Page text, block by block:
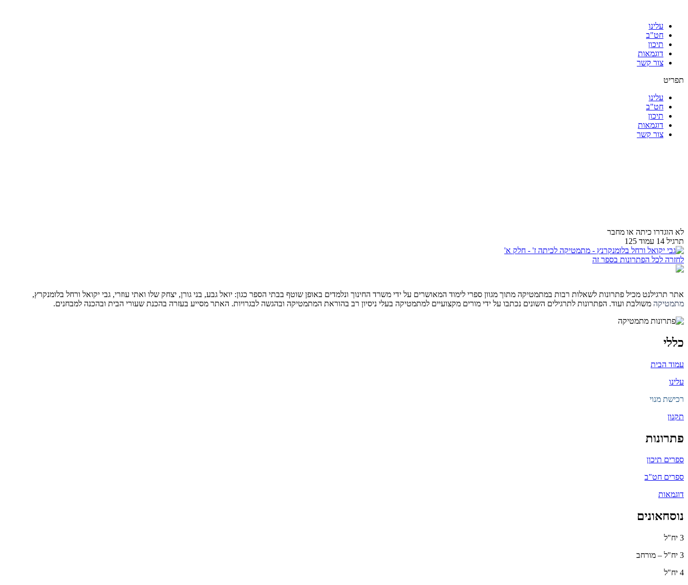
עלינו
חט"ב
תיכון
דוגמאות
צור קשר
תפריט
עלינו
חט"ב
תיכון
דוגמאות
צור קשר
לא הוגדרו כיתה או מחבר
תרגיל 14 עמוד 125
לחזרה לכל הפתרונות בספר זה
אתר תרגילנט מכיל פתרונות לשאלות רבות במתמטיקה מתוך מגוון ספרי לימוד המאושרים על ידי משרד החינוך ונלמדים באופן שוטף בבתי הספר כגון: יואל גבע, בני גורן, יצחק שלו ואתי עוזרי, גבי יקואל ורחל בלומנקרץ,
מתמטיקה משולבת ועוד. הפתרונות לתרגילים השונים נכתבו על ידי מורים מקצועיים למתמטיקה בעלי ניסיון רב בהוראת המתמטיקה ובהגשה לבגרויות. האתר מסייע בעזרה בהכנת שעורי הבית ובהכנה למבחנים.
כללי
עמוד הבית
עלינו
רכישת מנוי
תקנון
פתרונות
ספרים תיכון
ספרים חט"ב
דוגמאות
נוסחאונים
3 יח"ל
3 יח"ל – מורחב
4 יח"ל